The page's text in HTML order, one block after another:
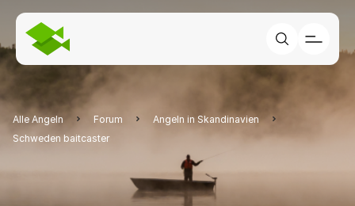
Alle Angeln Forum
Angeln in Skandinavien
Schweden baitcaster